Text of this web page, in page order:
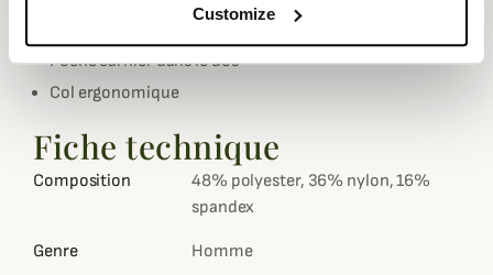
Customize
Poche carnier dans le dos
Col ergonomique
Fiche technique
Composition
48% polyester, 36% nylon, 16%
spandex
Genre Homme